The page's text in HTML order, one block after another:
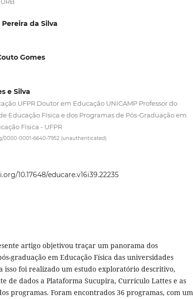
da Silva
Gomes
e Silva
UFPR Doutor em Educação UNICAMP Professor do
Educação Física e dos Programas de Pós-Graduação em
Física - UFPR
0000-0001-6640-7952 (unauthenticated)
10.17648/educare.v16i39.22235
artigo objetivou traçar um panorama dos
graduação em Educação Física das universidades
isso foi realizado um estudo exploratório descritivo,
de dados a Plataforma Sucupira, Currículo Lattes e as
programas. Foram encontrados 36 programas, com um